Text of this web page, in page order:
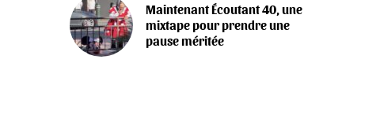
Maintenant Écoutant 40, une
mixtape pour prendre une
pause méritée